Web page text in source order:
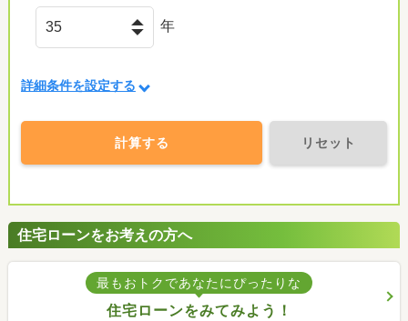
年
詳細条件を設定する
計算する リセット
住宅ローンをお考えの方へ
最もおトクであなたにぴったりな
住宅ローンをみてみよう！